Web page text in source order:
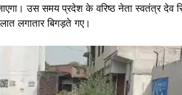
उस समय प्रदेश के वरिष्ठ नेता स्वतंत्र
लगातार बिगड़ते गए।